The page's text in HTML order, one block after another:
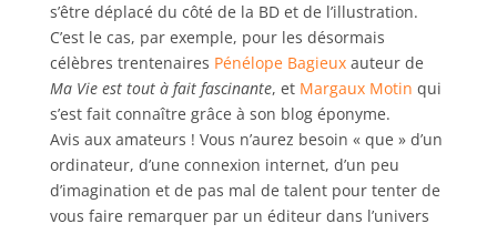
s’être déplacé du côté de la BD et de l’illustration.
C’est le cas, par exemple, pour les désormais
célèbres trentenaires Pénélope Bagieuxauteur de
Ma Vie est tout à fait fascinante, et Margaux Motin qui
s’est fait connaître grâce à son blog éponyme.
Avis aux amateurs ! Vous n’aurez besoin « que » d’un
ordinateur, d’une connexion internet, d’un peu
d’imagination et de pas mal de talent pour tenter de
vous faire remarquer par un éditeur dans l’univers